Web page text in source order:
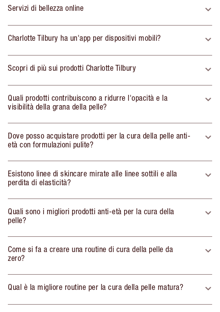
Servizi di bellezza online
Charlotte Tilbury ha un'app per dispositivi mobili?
Scopri di più sui prodotti Charlotte Tilbury
Quali prodotti contribuiscono a ridurre l'opacità e la
visibilità della grana della pelle?
Dove posso acquistare prodotti per la cura della pelle anti-
età con formulazioni pulite?
Esistono linee di skincare mirate alle linee sottili e alla
perdita di elasticità?
Quali sono i migliori prodotti anti-età per la cura della
pelle?
Come si fa a creare una routine di cura della pelle da
zero?
Qual è la migliore routine per la cura della pelle matura?